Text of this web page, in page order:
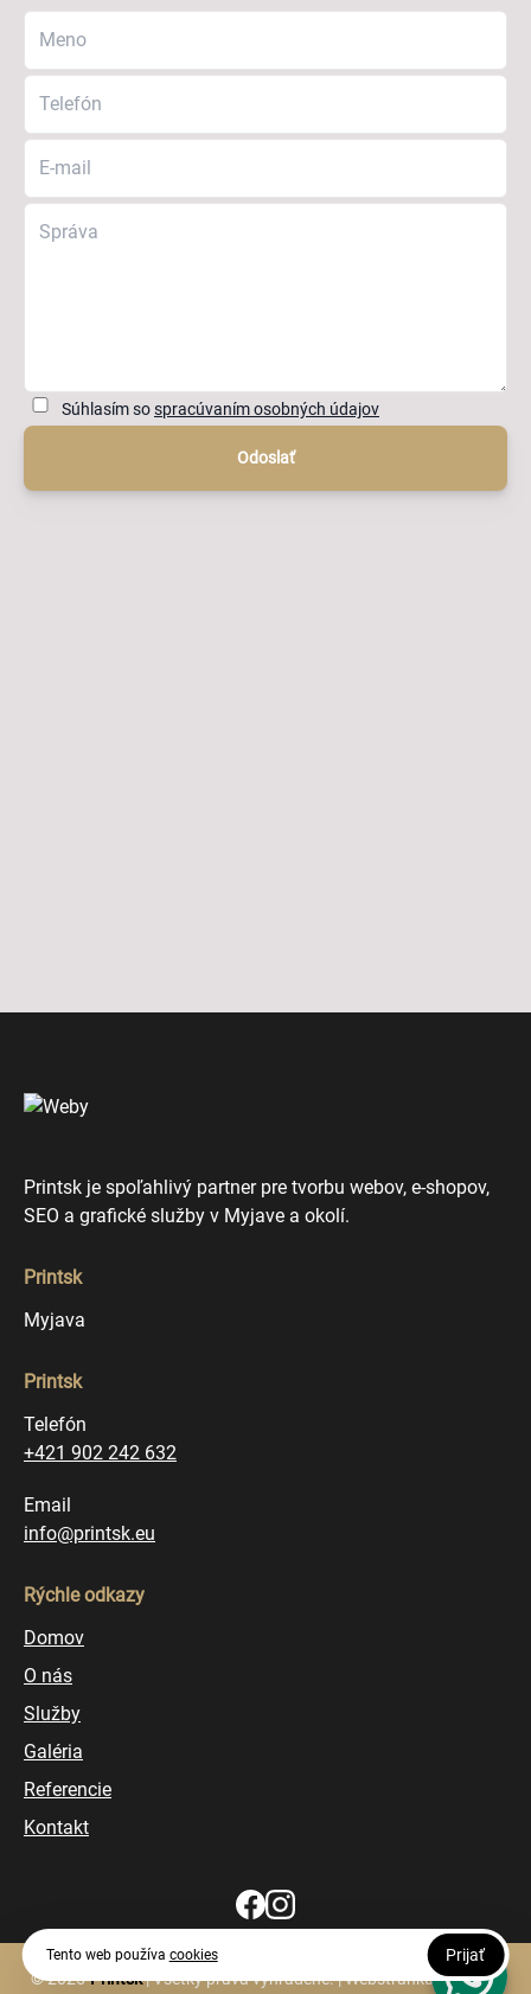
Súhlasím sospracúvaním osobných údajov
Odoslať
Printsk je spoľahlivý partner pre tvorbu webov, e-shopov,
SEO a grafické služby v Myjave a okolí.
Printsk
Myjava
Printsk
Telefón
+421 902 242 632
Email
info@printsk.eu
Rýchle odkazy
Domov
O nás
Služby
Galéria
Referencie
Kontakt
© 2025 Printsk| Všetky práva vyhradené. | Webstránku vytvorila
Tento web používa cookies Prijať